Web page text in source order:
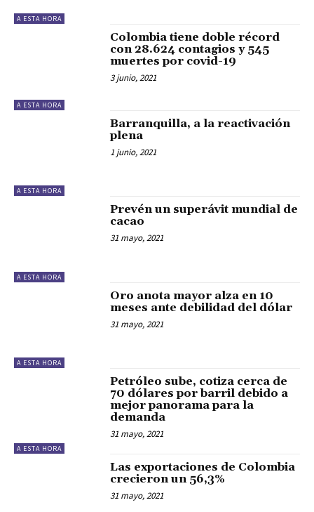
A ESTA HORA
A ESTA HORA
Colombia tiene doble récord
con 28.624 contagios y 545
muertes por covid-19
3 junio, 2021
A ESTA HORA
Barranquilla, a la reactivación
plena
1 junio, 2021
A ESTA HORA
Prevén un superávit mundial de
cacao
31 mayo, 2021
A ESTA HORA
Oro anota mayor alza en 10
meses ante debilidad del dólar
31 mayo, 2021
A ESTA HORA
Petróleo sube, cotiza cerca de
70 dólares por barril debido a
mejor panorama para la
demanda
31 mayo, 2021
Las exportaciones de Colombia
crecieron un 56,3%
31 mayo, 2021